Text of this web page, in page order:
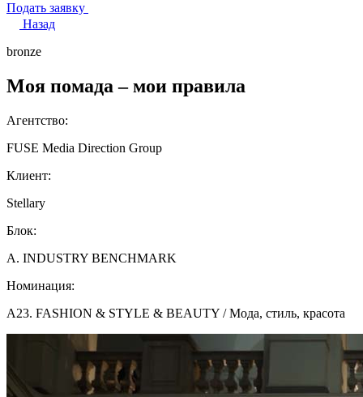
Подать заявку
Назад
bronze
Моя помада – мои правила
Агентство:
FUSE Media Direction Group
Клиент:
Stellary
Блок:
A. INDUSTRY BENCHMARK
Номинация:
A23. FASHION & STYLE & BEAUTY / Мода, стиль, красота